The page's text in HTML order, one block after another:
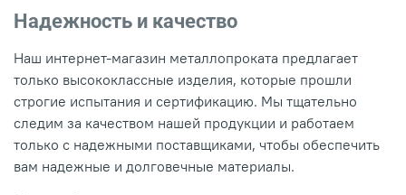
Надежность и качество
Наш интернет-магазин металлопроката предлагает
только высококлассные изделия, которые прошли
строгие испытания и сертификацию. Мы тщательно
следим за качеством нашей продукции и работаем
только с надежными поставщиками, чтобы обеспечить
вам надежные и долговечные материалы.